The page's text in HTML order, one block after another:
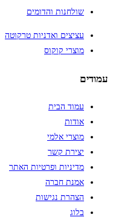
שולחנות והדומים
עציצים ואדניות טרקוטה
מוצרי קוקוס
עמודים
עמוד הבית
אודות
מוצרי אלמי
יצירת קשר
מדיניות ופרטיות האתר
אמנת חברה
הצהרת נגישות
בלוג